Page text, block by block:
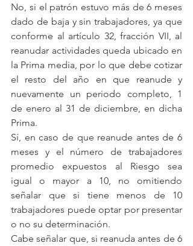
No, si el patrón estuvo más de 6 meses
dado de baja y sin trabajadores, ya que
conforme al artículo 32, fracción VII, al
reanudar actividades queda ubicado en
la Prima media, por lo que debe cotizar
el resto del año en que reanude y
nuevamente un periodo completo, 1
de enero al 31 de diciembre, en dicha
Prima.
Sí, en caso de que reanude antes de 6
meses y el número de trabajadores
promedio expuestos al Riesgo sea
igual o mayor a 10, no omitiendo
señalar que si tiene menos de 10
trabajadores puede optar por presentar
o no su determinación.
Cabe señalar que, si reanuda antes de 6